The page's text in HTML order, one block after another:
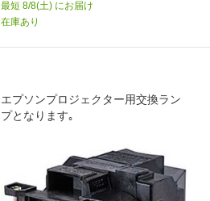
最短 8/8(土) にお届け
在庫あり
エプソンプロジェクター用交換ラン
プとなります｡